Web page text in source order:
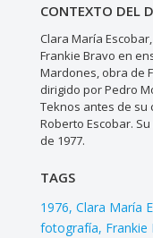
CONTEXTO DEL
Clara María
Frankie Bravo en
Mardones, obra de
dirigido por Pedro
Teknos antes de su
Roberto Escobar.
de 1977.
TAGS
1976 Clara María
fotografía Frankie